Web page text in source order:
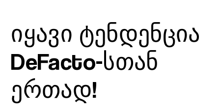
იყავი ტენდენცია
DeFacto-სთან
ერთად!